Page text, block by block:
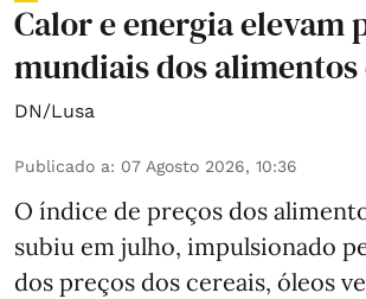
Calor e energia elevam
mundiais dos
DN/Lusa
Publicado a: 07 Agosto 2026, 10:36
O índice de preços dos
subiu em julho, impulsionado
dos preços dos cereais, óleos